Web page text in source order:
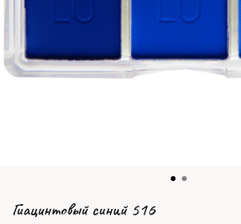
Гиацинтовый синий 516